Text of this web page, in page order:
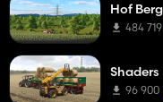
Hof
484 719
Shaders
96 900